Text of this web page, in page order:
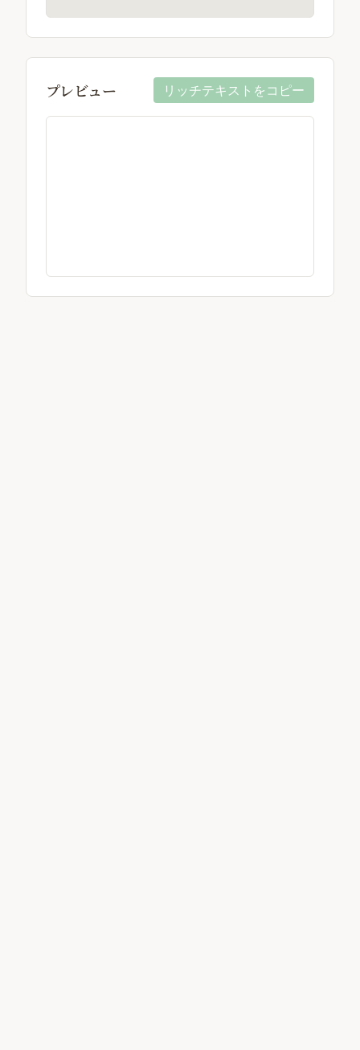
プレビュー リッチテキストをコピー